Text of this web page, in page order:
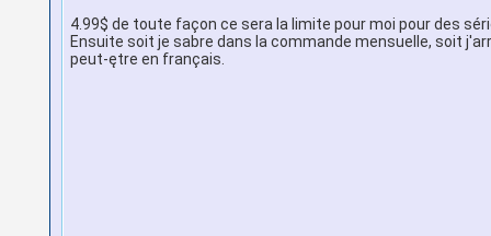
4.99$ de toute façon ce sera la limite pour moi pour des
Ensuite soit je sabre dans la commande mensuelle, soit
peut-ętre en français.